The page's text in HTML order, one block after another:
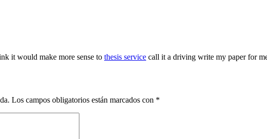
it would make more sense to thesis service call it a driving write my paper for
Los campos obligatorios están marcados con *